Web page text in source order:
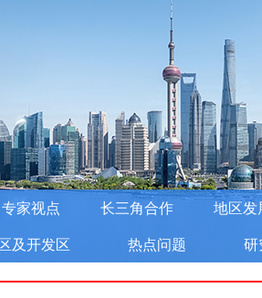
专家视点 长三角合作 地区发
及开发区 热点问题 研